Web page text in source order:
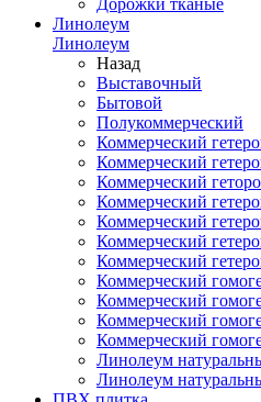
Дорожки тканые
Линолеум
Линолеум
Назад
Выставочный
Бытовой
Полукоммерческий
Коммерческий
Коммерческий
Коммерческий
Коммерческий
Коммерческий
Коммерческий
Коммерческий
Коммерческий
Коммерческий
Коммерческий
Коммерческий
Линолеум
Линолеум